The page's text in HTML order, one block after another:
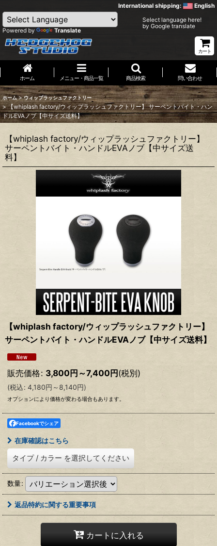
International shipping: English
Powered by Translate
Select language here!
by Google translate
カート
ホーム メニュー・商品一覧 商品検索 問い合わせ
ホーム > ウィップラッシュファクトリー
> 【whiplash factory/ウィップラッシュファクトリー】 サーペントバイト・ハン
ドルEVAノブ【中サイズ送料】
【whiplash factory/ウィップラッシュファクトリー】
サーペントバイト・ハンドルEVAノブ【中サイズ送
料】
【whiplash factory/ウィップラッシュファクトリー】
サーペントバイト・ハンドルEVAノブ【中サイズ送料】
販売価格: 3,800円～7,400円(税別)
(税込: 4,180円 ～8,140円)
オプションにより価格が変わる場合もあります。
Facebookでシェア
在庫確認はこちら
タイプ / カラー を選択してください
数量:
返品特約に関する重要事項
カートに入れる